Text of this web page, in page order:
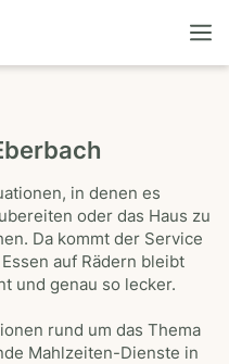
in denen es
oder das Haus zu
Da kommt der Service
auf Rädern bleibt
und genau so lecker.
rund um das Thema
Mahlzeiten-Dienste in